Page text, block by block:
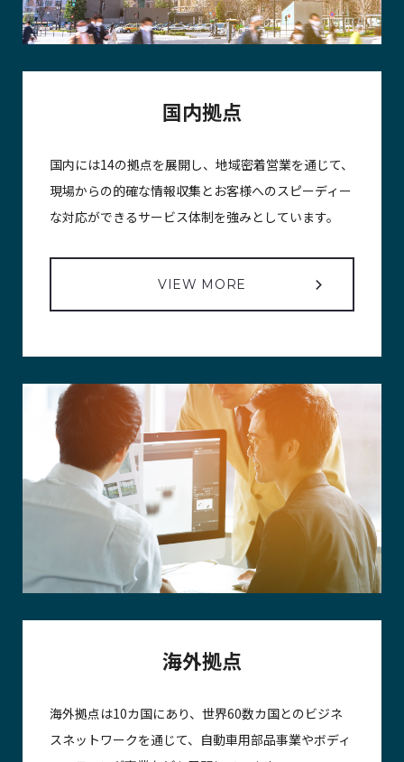
国内拠点
国内には14の拠点を展開し、地域密着営業を通じて、
現場からの的確な情報収集とお客様へのスピーディー
な対応ができるサービス体制を強みとしています。
VIEW MORE
海外拠点
海外拠点は10カ国にあり、世界60数カ国とのビジネ
スネットワークを通じて、自動車用部品事業やボディ